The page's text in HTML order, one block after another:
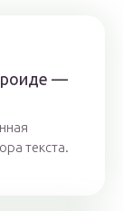
—
текста.